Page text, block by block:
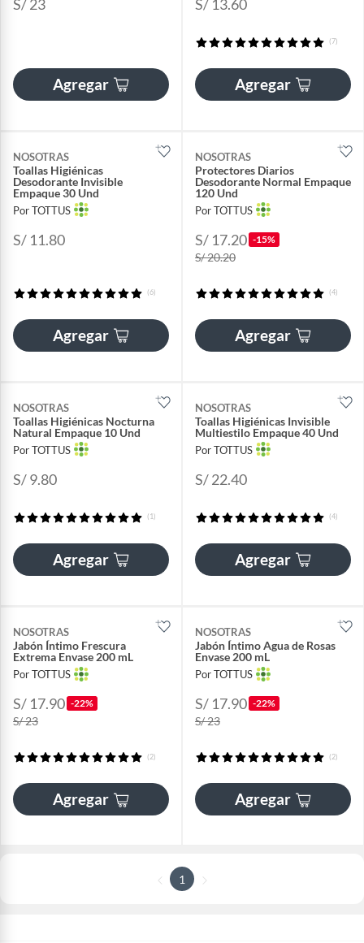
S/ 23
Agregar
S/ 13.60
(7)
Agregar
NOSOTRAS
Toallas Higiénicas
Desodorante Invisible
Empaque 30 Und
Por TOTTUS
S/ 11.80
(6)
Agregar
NOSOTRAS
Protectores Diarios
Desodorante Normal Empaque
120 Und
Por TOTTUS
S/ 17.20 -15%
S/ 20.20
(4)
Agregar
NOSOTRAS
Toallas Higiénicas Nocturna
Natural Empaque 10 Und
Por TOTTUS
S/ 9.80
(1)
Agregar
NOSOTRAS
Toallas Higiénicas Invisible
Multiestilo Empaque 40 Und
Por TOTTUS
S/ 22.40
(4)
Agregar
NOSOTRAS
Jabón Íntimo Frescura
Extrema Envase 200 mL
Por TOTTUS
S/ 17.90 -22%
S/ 23
(2)
Agregar
NOSOTRAS
Jabón Íntimo Agua de Rosas
Envase 200 mL
Por TOTTUS
S/ 17.90 -22%
S/ 23
(2)
Agregar
1